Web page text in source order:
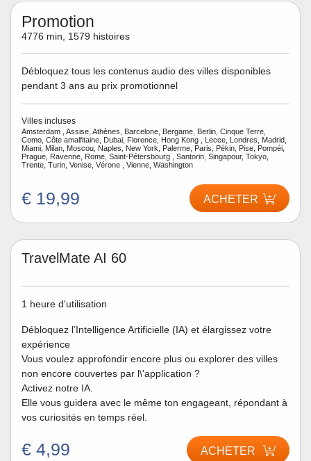
Promotion
4776 min, 1579 histoires
Débloquez tous les contenus audio des villes disponibles
pendant 3 ans au prix promotionnel
Villes incluses
Amsterdam , Assise, Athènes, Barcelone, Bergame, Berlin, Cinque Terre,
Como, Côte amalfitaine, Dubai, Florence, Hong Kong , Lecce, Londres, Madrid,
Miami, Milan, Moscou, Naples, New York, Palerme, Paris, Pékin, Pise, Pompéi,
Prague, Ravenne, Rome, Saint-Pétersbourg , Santorin, Singapour, Tokyo,
Trente, Turin, Venise, Vérone , Vienne, Washington
€ 19,99 ACHETER
TravelMate AI 60
1 heure d'utilisation
Débloquez l’Intelligence Artificielle (IA) et élargissez votre
expérience
Vous voulez approfondir encore plus ou explorer des villes
non encore couvertes par l\'application ?
Activez notre IA.
Elle vous guidera avec le même ton engageant, répondant à
vos curiosités en temps réel.
€ 4,99 ACHETER